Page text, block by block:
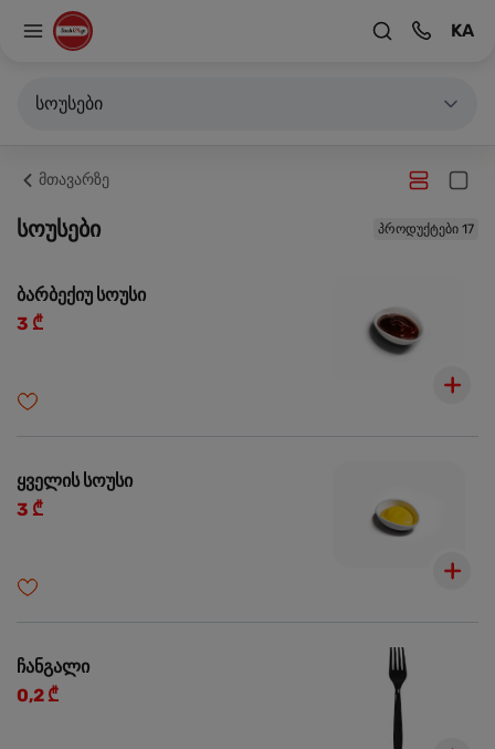
KA
სოუსები
მთავარზე
სოუსები პროდუქტები 17
ბარბექიუ სოუსი
3 ₾
ყველის სოუსი
3 ₾
ჩანგალი
0,2 ₾